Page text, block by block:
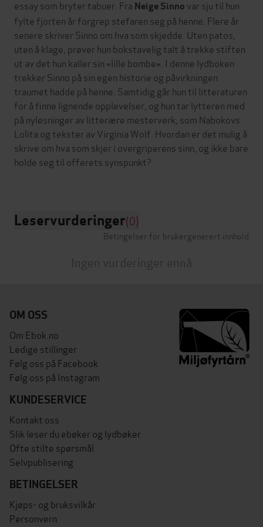
essay som bryter tabuer. Fra Neige Sinno var sju til hun
fylte fjorten år forgrep stefaren seg på henne. Flere år
senere skriver Sinno om hva som skjedde. Uten patos,
uten å klage, prøver hun bokstavelig talt å trekke stiften
ut av det hun kaller sin «lille bombe». I denne lydboken
trekker Sinno på sin egen historie og påvirkningen
traumet hadde på henne. Samtidig går hun til litteraturen
for å finne lignende opplevelser, og hun tar lytteren med
på nylesninger av litterære mesterverk, som Nabokovs
Lolita og tekster av Virginia Wolf. Hvordan er det mulig å
skrive om hva som skjer i overgriperens sinn, og ikke bare
holde seg til offerets synspunkt?
Leservurderinger(0)
Betingelser for brukergenerert innhold
Ingen vurderinger ennå
OM OSS
Om Ebok.no
Ledige stillinger
Følg oss på Facebook
Følg oss på Instagram
KUNDESERVICE
Kontakt oss
Slik leser du ebøker og lydbøker
Ofte stilte spørsmål
Selvpublisering
BETINGELSER
Kjøps- og bruksvilkår
Personvern